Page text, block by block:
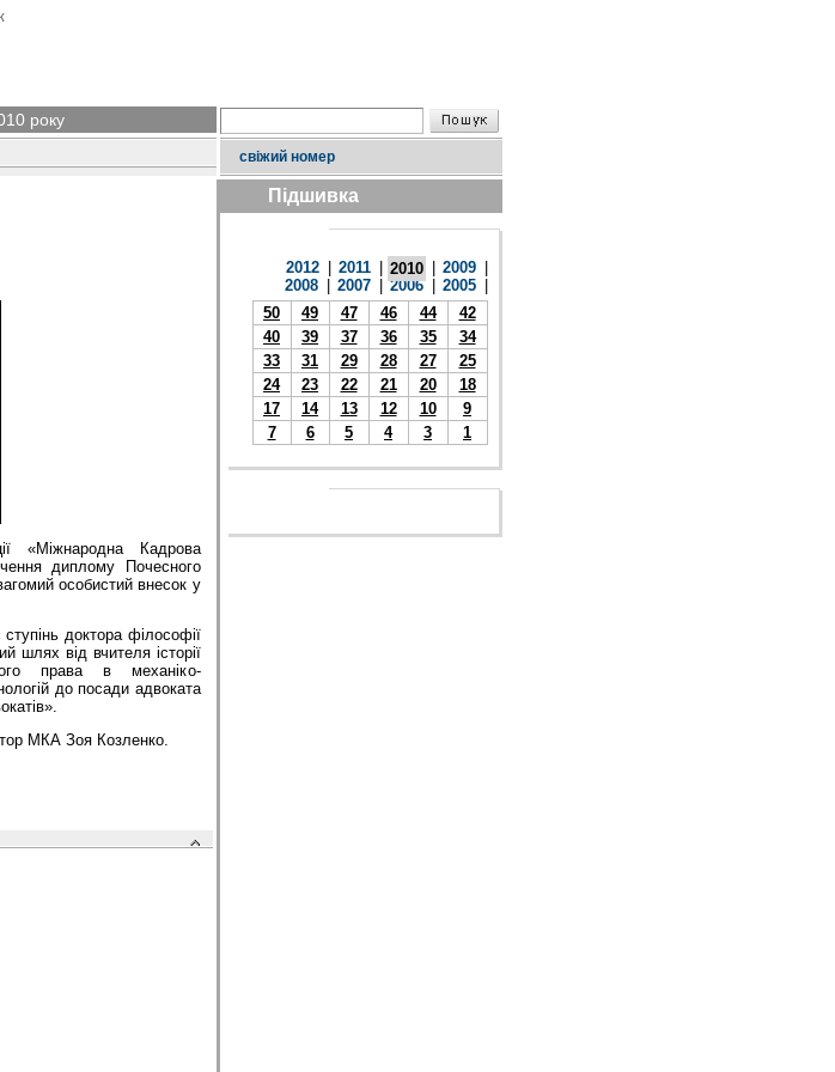
року
свіжий номер
«Міжнародна Кадрова
диплому Почесного
особистий внесок у
доктора філософії
шлях від вчителя історії
права в механіко-
до посади адвоката
МКА Зоя Козленко.
Підшивка
2012 2011 2010 2009
2008
2007 2006 2005
50
49 47 46 44
42
40
39 37 36 35
34
33
31 29 28 27
25
24
23 22 21 20
18
17
14 13 12 10
9
7
6 5 4 3 1